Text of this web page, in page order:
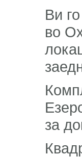
Ви
во
за